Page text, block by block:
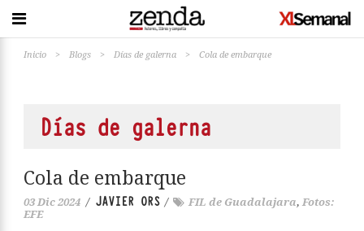
Inicio > Blogs > Días de galerna > Cola de embarque
Días de galerna
Cola de embarque
03 Dic 2024 / JAVIER ORS / FIL de Guadalajara, Fotos:
EFE